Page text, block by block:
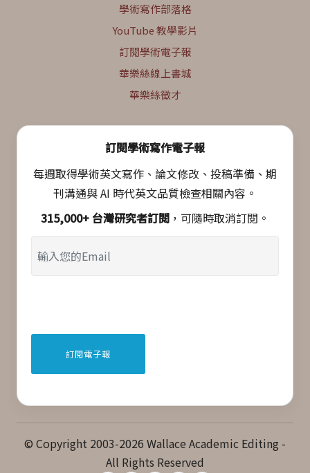
學術寫作部落格
YouTube 教學影片
訂閱學術電子報
華樂絲線上書城
華樂絲徵才
訂閱學術寫作電子報
每週取得學術英文寫作、論文修改、投稿準備、期
刊溝通與 AI 時代英文品質檢查相關內容。
315,000+ 台灣研究者訂閱 ，可隨時取消訂閱。
© Copyright 2003-2026 Wallace Academic Editing -
All Rights Reserved